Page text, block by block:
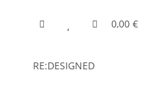
0,00 €
RE:DESIGNED